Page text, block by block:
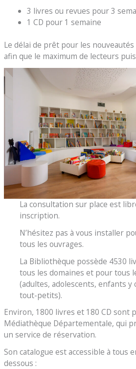
3 livres ou revues pour 3
1 CD pour 1 semaine
Le délai de prêt pour les
afin que le maximum de lecteurs
La consultation sur place est
inscription.
N’hésitez pas à vous installer
tous les ouvrages.
La Bibliothèque possède 4530
tous les domaines et pour tous
(adultes, adolescents, enfants y
tout-petits).
Environ, 1800 livres et 180 CD sont
Médiathèque Départementale, qui
un service de réservation.
Son catalogue est accessible à tous
dessous :